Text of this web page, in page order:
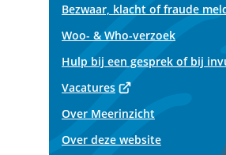
Bezwaar, klacht of fraude
Woo- & Who-verzoek
Hulp bij een gesprek of bij
Vacatures(Verwijst
naar
een
externe
Over Meerinzicht
Over deze website